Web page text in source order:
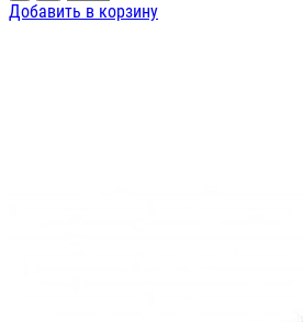
Добавить в корзину